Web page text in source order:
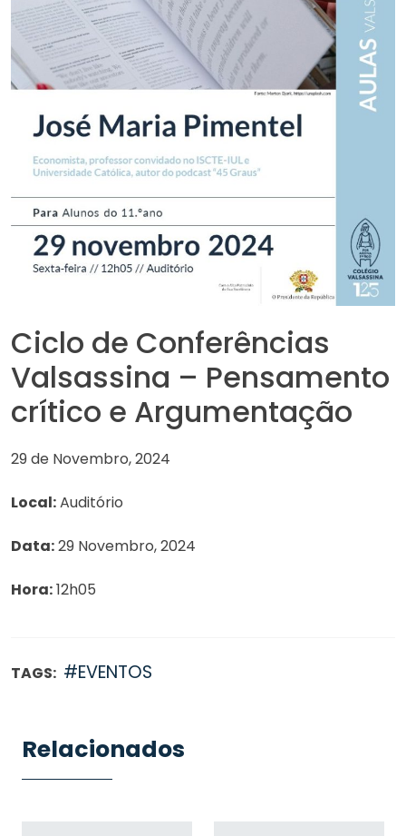
Ciclo de Conferências
Valsassina – Pensamento
crítico e Argumentação
29 de Novembro, 2024
Local:Auditório
Data:29 Novembro, 2024
Hora:12h05
TAGS: #EVENTOS
Relacionados